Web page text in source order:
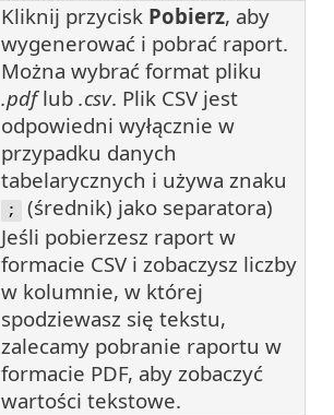
Kliknij przycisk Pobierz, aby
wygenerować i pobrać raport.
Można wybrać format pliku
.pdflub .csv. Plik CSV jest
odpowiedni wyłącznie w
przypadku danych
tabelarycznych i używa znaku
;
(średnik) jako separatora)
Jeśli pobierzesz raport w
formacie CSV i zobaczysz liczby
w kolumnie, w której
spodziewasz się tekstu,
zalecamy pobranie raportu w
formacie PDF, aby zobaczyć
wartości tekstowe.